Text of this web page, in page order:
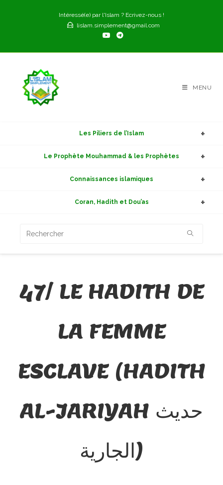
Intéressé(e) par l'Islam ? Ecrivez-nous !
lislam.simplement@gmail.com
MENU
Les Piliers de l’Islam
Le Prophète Mouhammad & les Prophètes
Connaissances islamiques
Coran, Hadith et Dou’as
47/ LE HADITH DE
LA FEMME
ESCLAVE (HADITH
AL-JARIYAH حديث
الجارية)